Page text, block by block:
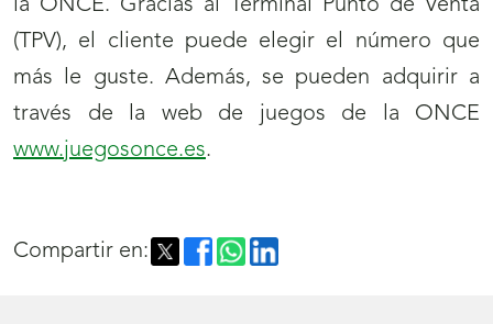
la ONCE. Gracias al Terminal Punto de Venta
(TPV), el cliente puede elegir el número que
más le guste. Además, se pueden adquirir a
través de la web de juegos de la ONCE
www.juegosonce.es.
Compartir en: